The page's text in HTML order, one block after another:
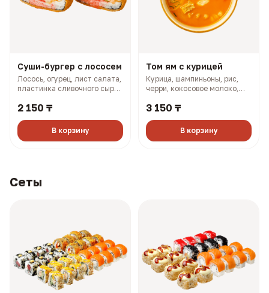
Суши-бургер с лососем
Лосось, огурец, лист салата,
пластинка сливочного сыра,
боул (330 гр, 910 ккал)
2 150 ₸
В корзину
Том ям с курицей
Курица, шампиньоны, рис,
черри, кокосовое молоко,
3 150 ₸
В корзину
Сеты